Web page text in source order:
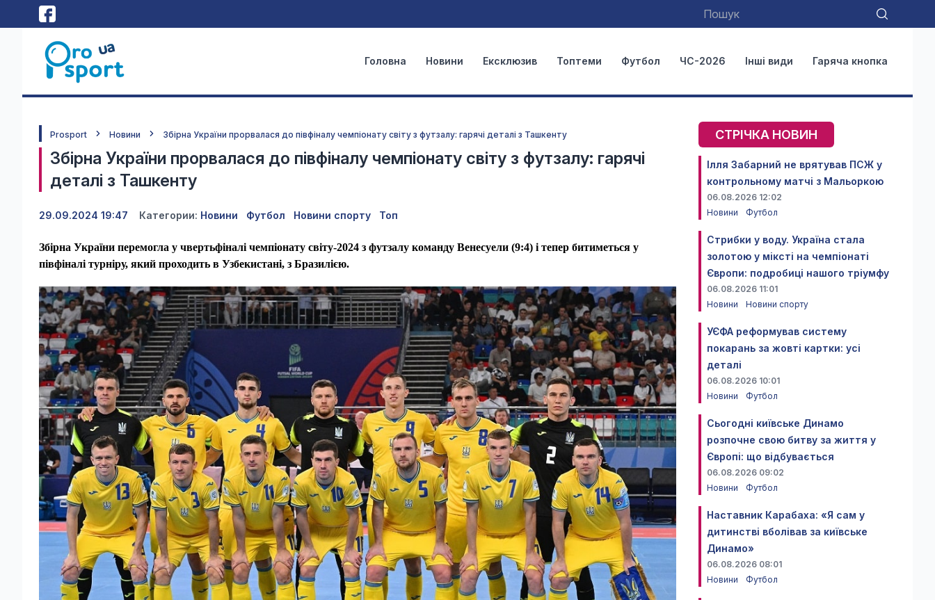
Головна Новини Ексклюзив Топтеми Футбол ЧС-2026 Інші види Гаряча кнопка
Prosport Новини Збірна України прорвалася до півфіналу чемпіонату світу з футзалу: гарячі деталі з Ташкенту
Збірна України прорвалася до півфіналу чемпіонату світу з футзалу: гарячі
деталі з Ташкенту
29.09.2024 19:47 Категории: Новини Футбол Новини спорту Топ
Збірна України перемогла у чвертьфіналі чемпіонату світу-2024 з футзалу команду Венесуели (9:4) і тепер битиметься у
півфіналі турніру, який проходить в Узбекистані, з Бразилією.
СТРІЧКА НОВИН
Ілля Забарний не врятував ПСЖ у
контрольному матчі з Мальоркою
06.08.2026 12:02
Новини
Футбол
Стрибки у воду. Україна стала
золотою у міксті на чемпіонаті
Європи: подробиці нашого тріумфу
06.08.2026 11:01
Новини
Новини спорту
УЄФА реформував систему
покарань за жовті картки: усі
деталі
06.08.2026 10:01
Новини
Футбол
Сьогодні київське Динамо
розпочне свою битву за життя у
Європі: що відбувається
06.08.2026 09:02
Новини
Футбол
Наставник Карабаха: «Я сам у
дитинстві вболівав за київське
Динамо»
06.08.2026 08:01
Новини
Футбол